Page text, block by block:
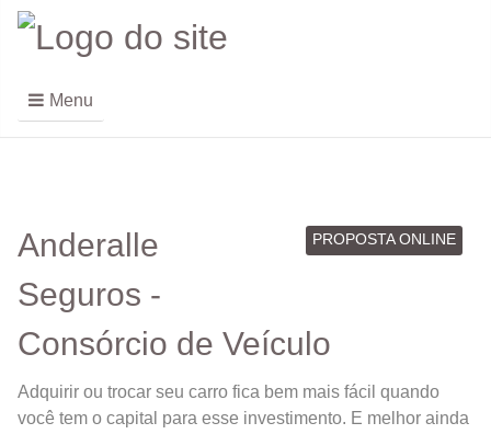
Menu
PROPOSTA ONLINE
Anderalle
Seguros -
Consórcio de Veículo
Adquirir ou trocar seu carro fica bem mais fácil quando
você tem o capital para esse investimento. E melhor ainda